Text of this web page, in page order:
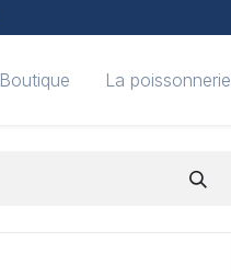
Boutique La poissonnerie